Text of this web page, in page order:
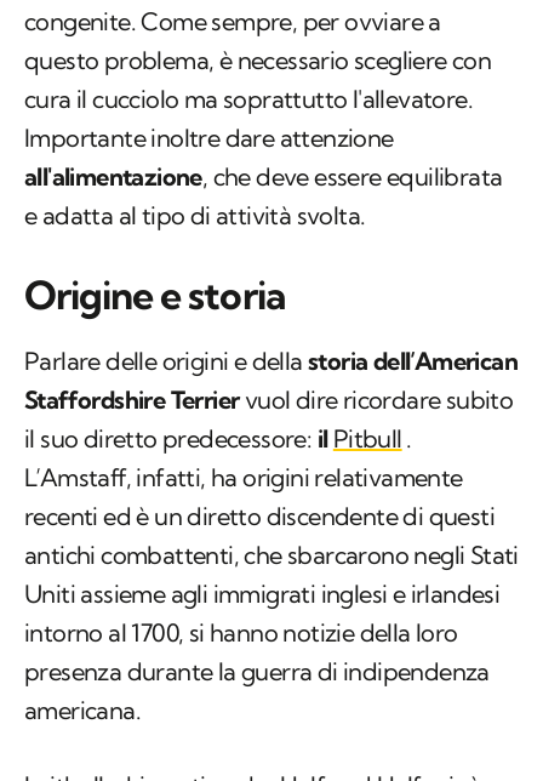
congenite. Come sempre, per ovviare a
questo problema, è necessario scegliere con
cura il cucciolo ma soprattutto l'allevatore.
Importante inoltre dare attenzione
all'alimentazione, che deve essere equilibrata
e adatta al tipo di attività svolta.
Origine e storia
Parlare delle origini e della storia dell’American
Staffordshire Terriervuol dire ricordare subito
il suo diretto predecessore: il Pitbull .
L’Amstaff, infatti, ha origini relativamente
recenti ed è un diretto discendente di questi
antichi combattenti, che sbarcarono negli Stati
Uniti assieme agli immigrati inglesi e irlandesi
intorno al 1700, si hanno notizie della loro
presenza durante la guerra di indipendenza
americana.